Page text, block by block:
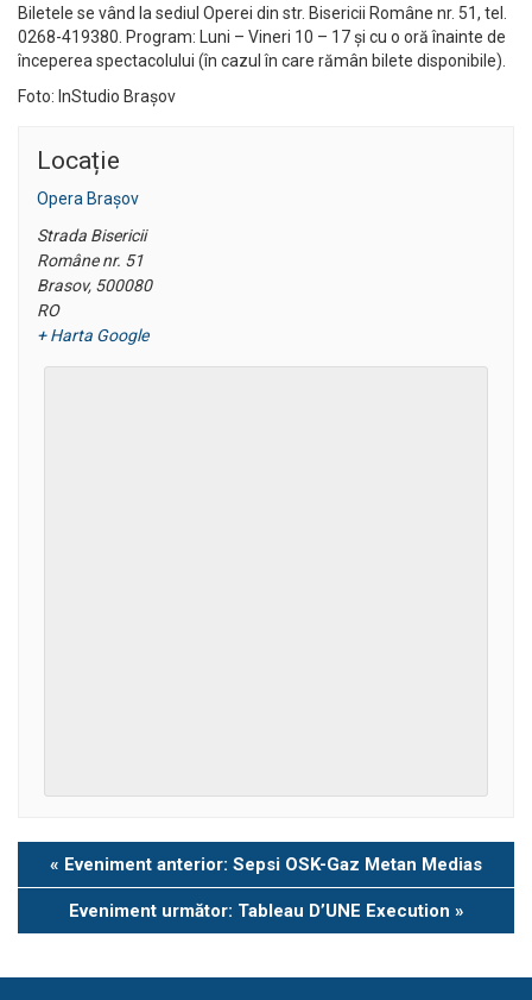
Biletele se vând la sediul Operei din str. Bisericii Române nr. 51, tel.
0268-419380. Program: Luni – Vineri 10 – 17 şi cu o oră înainte de
începerea spectacolului (în cazul în care rămân bilete disponibile).
Foto: InStudio Brașov
Locație
Opera Braşov
Strada Bisericii
Române nr. 51
Brasov, 500080
RO
+ Harta Google
Eveniment
Navigation
« Eveniment anterior: Sepsi OSK-Gaz Metan Medias
Eveniment următor: Tableau D’UNE Execution »